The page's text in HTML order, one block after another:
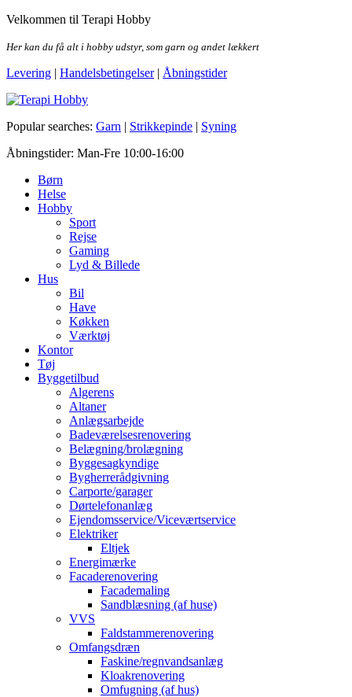
Skip
the
Velkommen til Terapi Hobby
Her kan du få alt i hobby udstyr, som garn og andet lækkert
Levering | Handelsbetingelser| Åbningstider
Terapi Hobby
Popular searches: Garn | Strikkepinde | Syning
Åbningstider: Man-Fre 10:00-16:00
Børn
Helse
Hobby
Sport
Rejse
Gaming
Lyd & Billede
Hus
Bil
Have
Køkken
Værktøj
Kontor
Tøj
Byggetilbud
Algerens
Altaner
Anlægsarbejde
Badeværelsesrenovering
Belægning/brolægning
Byggesagkyndige
Bygherrerådgivning
Carporte/garager
Dørtelefonanlæg
Ejendomsservice/Viceværtservice
Elektriker
Eltjek
Energimærke
Facaderenovering
Facademaling
Sandblæsning (af huse)
VVS
Faldstammerenovering
Omfangsdræn
Faskine/regnvandsanlæg
Kloakrenovering
Omfugning (af hus)